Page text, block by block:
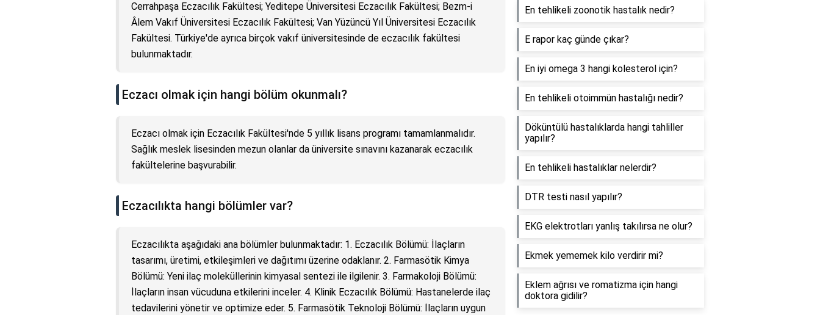
Cerrahpaşa Eczacılık Fakültesi; Yeditepe Üniversitesi Eczacılık Fakültesi; Bezm-i
Âlem Vakıf Üniversitesi Eczacılık Fakültesi; Van Yüzüncü Yıl Üniversitesi Eczacılık
Fakültesi. Türkiye'de ayrıca birçok vakıf üniversitesinde de eczacılık fakültesi
bulunmaktadır.
Eczacı olmak için hangi bölüm okunmalı?
Eczacı olmak için Eczacılık Fakültesi'nde 5 yıllık lisans programı tamamlanmalıdır.
Sağlık meslek lisesinden mezun olanlar da üniversite sınavını kazanarak eczacılık
fakültelerine başvurabilir.
Eczacılıkta hangi bölümler var?
Eczacılıkta aşağıdaki ana bölümler bulunmaktadır: 1. Eczacılık Bölümü: İlaçların
tasarımı, üretimi, etkileşimleri ve dağıtımı üzerine odaklanır. 2. Farmasötik Kimya
Bölümü: Yeni ilaç moleküllerinin kimyasal sentezi ile ilgilenir. 3. Farmakoloji Bölümü:
İlaçların insan vücuduna etkilerini inceler. 4. Klinik Eczacılık Bölümü: Hastanelerde ilaç
tedavilerini yönetir ve optimize eder. 5. Farmasötik Teknoloji Bölümü: İlaçların uygun
En tehlikeli zoonotik hastalık nedir?
E rapor kaç günde çıkar?
En iyi omega 3 hangi kolesterol için?
En tehlikeli otoimmün hastalığı nedir?
Döküntülü hastalıklarda hangi tahliller
yapılır?
En tehlikeli hastalıklar nelerdir?
DTR testi nasıl yapılır?
EKG elektrotları yanlış takılırsa ne olur?
Ekmek yememek kilo verdirir mi?
Eklem ağrısı ve romatizma için hangi
doktora gidilir?